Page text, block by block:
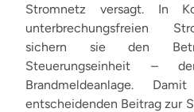
Stromnetz versagt. In
unterbrechungsfreien
sichern sie den
Steuerungseinheit –
Brandmeldeanlage.
entscheidenden Beitrag zur